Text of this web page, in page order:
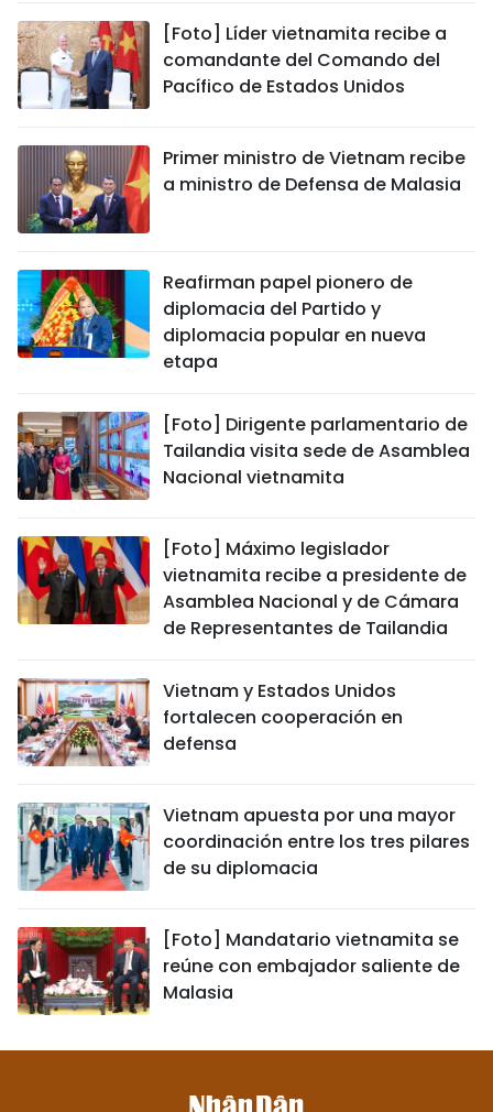
[Foto] Líder vietnamita recibe a
comandante del Comando del
Pacífico de Estados Unidos
Primer ministro de Vietnam recibe
a ministro de Defensa de Malasia
Reafirman papel pionero de
diplomacia del Partido y
diplomacia popular en nueva
etapa
[Foto] Dirigente parlamentario de
Tailandia visita sede de Asamblea
Nacional vietnamita
[Foto] Máximo legislador
vietnamita recibe a presidente de
Asamblea Nacional y de Cámara
de Representantes de Tailandia
Vietnam y Estados Unidos
fortalecen cooperación en
defensa
Vietnam apuesta por una mayor
coordinación entre los tres pilares
de su diplomacia
[Foto] Mandatario vietnamita se
reúne con embajador saliente de
Malasia